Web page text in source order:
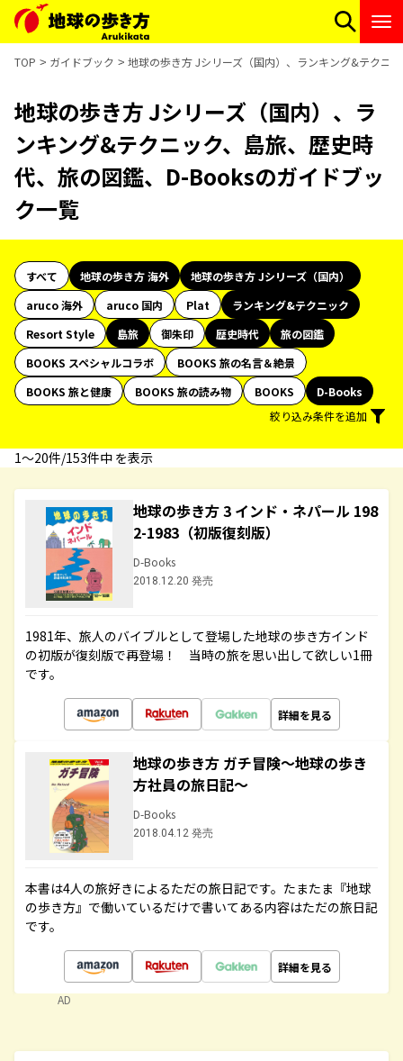
TOP ガイドブック 地球の歩き方 Jシリーズ（国内）、ランキング&テクニ
地球の歩き方 Jシリーズ（国内）、ラ
ンキング&テクニック、島旅、歴史時
代、旅の図鑑、D-Booksのガイドブッ
ク一覧
すべて 地球の歩き方 海外
地球の歩き方 Jシリーズ（国内）
aruco 海外
aruco 国内 Plat
ランキング&テクニック
Resort Style
島旅 御朱印 歴史時代
旅の図鑑
BOOKS スペシャルコラボ
BOOKS 旅の名言＆絶景
BOOKS 旅と健康
BOOKS 旅の読み物 BOOKS
D-Books
絞り込み条件を追加
1〜20件/153件中 を表示
地球の歩き方 3 インド・ネパール 198
2-1983（初版復刻版）
D-Books
2018.12.20 発売
1981年、旅人のバイブルとして登場した地球の歩き方インド
の初版が復刻版で再登場！ 当時の旅を思い出して欲しい1冊
です。
詳細を見る
地球の歩き方 ガチ冒険～地球の歩き
方社員の旅日記～
D-Books
2018.04.12 発売
本書は4人の旅好きによるただの旅日記です。たまたま『地球
の歩き方』で働いているだけで書いてある内容はただの旅日記
です。
詳細を見る
AD